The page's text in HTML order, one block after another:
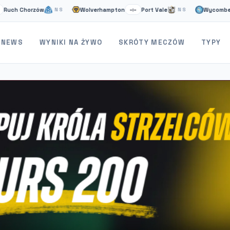
NS Wolverhampton –:– Port Vale NS Wycombe –:–
NEWS WYNIKI NA ŻYWO SKRÓTY MECZÓW TYPY